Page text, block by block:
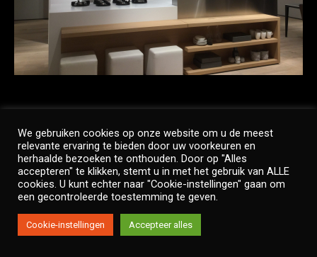
Copyright © Twinside
Footer Menu
We gebruiken cookies op onze website om u de meest
relevante ervaring te bieden door uw voorkeuren en
herhaalde bezoeken te onthouden. Door op "Alles
accepteren" te klikken, stemt u in met het gebruik van ALLE
cookies. U kunt echter naar "Cookie-instellingen" gaan om
een gecontroleerde toestemming te geven.
Cookie-instellingen Accepteer alles